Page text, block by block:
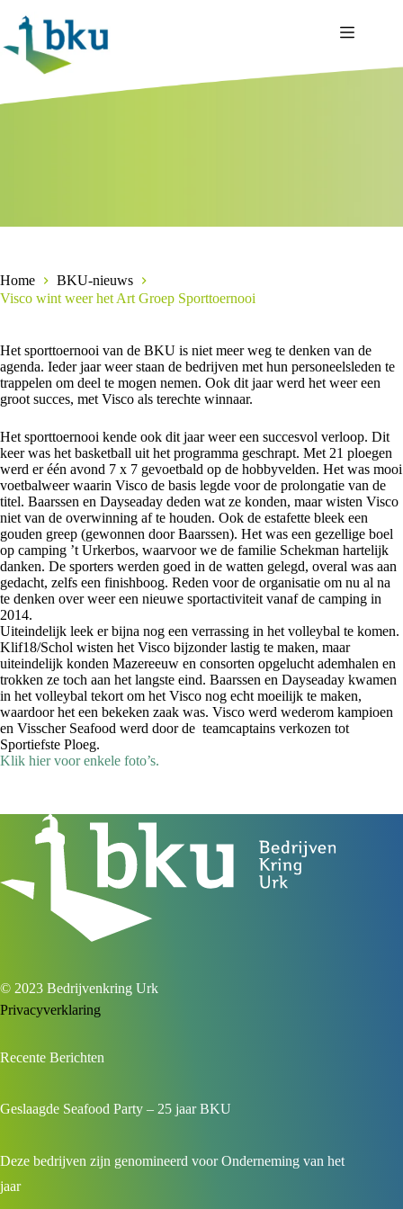
naar
inhoud
Home
BKU-nieuws
Visco wint weer het Art Groep Sporttoernooi
Het sporttoernooi van de BKU is niet meer weg te denken van de
agenda. Ieder jaar weer staan de bedrijven met hun personeelsleden te
trappelen om deel te mogen nemen. Ook dit jaar werd het weer een
groot succes, met Visco als terechte winnaar.
Het sporttoernooi kende ook dit jaar weer een succesvol verloop. Dit
keer was het basketball uit het programma geschrapt. Met 21 ploegen
werd er één avond 7 x 7 gevoetbald op de hobbyvelden. Het was mooi
voetbalweer waarin Visco de basis legde voor de prolongatie van de
titel. Baarssen en Dayseaday deden wat ze konden, maar wisten Visco
niet van de overwinning af te houden. Ook de estafette bleek een
gouden greep (gewonnen door Baarssen). Het was een gezellige boel
op camping ’t Urkerbos, waarvoor we de familie Schekman hartelijk
danken. De sporters werden goed in de watten gelegd, overal was aan
gedacht, zelfs een finishboog. Reden voor de organisatie om nu al na
te denken over weer een nieuwe sportactiviteit vanaf de camping in
2014.
Uiteindelijk leek er bijna nog een verrassing in het volleybal te komen.
Klif18/Schol wisten het Visco bijzonder lastig te maken, maar
uiteindelijk konden Mazereeuw en consorten opgelucht ademhalen en
trokken ze toch aan het langste eind. Baarssen en Dayseaday kwamen
in het volleybal tekort om het Visco nog echt moeilijk te maken,
waardoor het een bekeken zaak was. Visco werd wederom kampioen
en Visscher Seafood werd door de teamcaptains verkozen tot
Sportiefste Ploeg.
Klik hier voor enkele foto’s.
© 2023 Bedrijvenkring Urk
Privacyverklaring
Recente Berichten
Geslaagde Seafood Party – 25 jaar BKU
Deze bedrijven zijn genomineerd voor Onderneming van het
jaar